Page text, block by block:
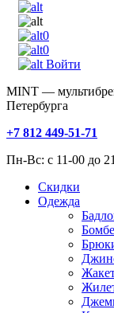
0
0
Войти
MINT —
Петербурга
+7 812 449-51-71
Пн-Вс: с 11-00 до
Скидки
Одежда